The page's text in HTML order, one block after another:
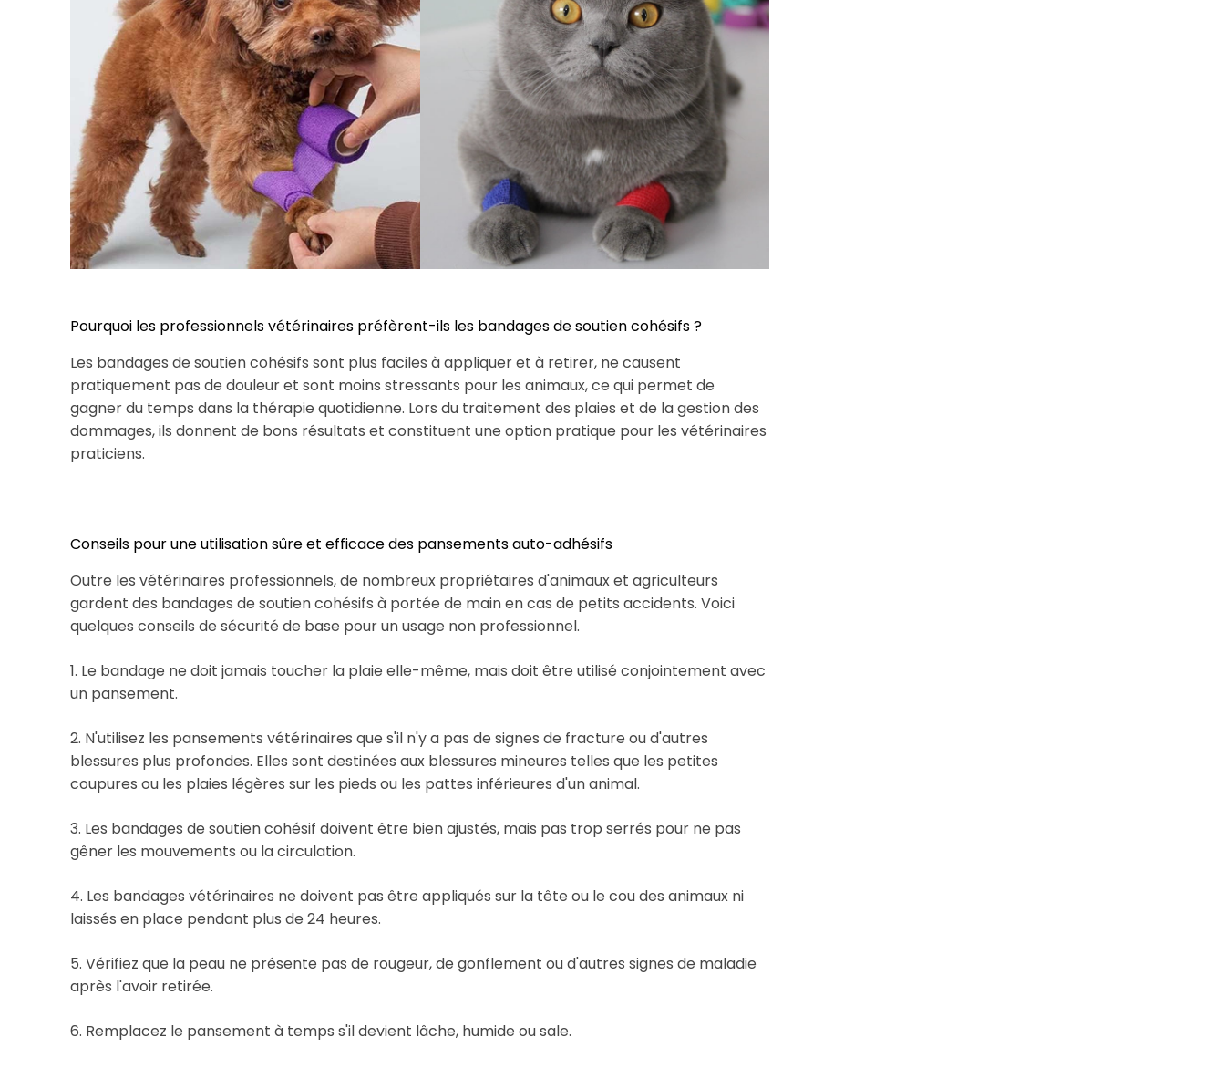
Pourquoi les professionnels vétérinaires préfèrent-ils les bandages de soutien cohésifs ?
Les bandages de soutien cohésifs sont plus faciles à appliquer et à retirer, ne causent
pratiquement pas de douleur et sont moins stressants pour les animaux, ce qui permet de
gagner du temps dans la thérapie quotidienne. Lors du traitement des plaies et de la gestion des
dommages, ils donnent de bons résultats et constituent une option pratique pour les vétérinaires
praticiens.
Conseils pour une utilisation sûre et efficace des pansements auto-adhésifs
Outre les vétérinaires professionnels, de nombreux propriétaires d'animaux et agriculteurs
gardent des bandages de soutien cohésifs à portée de main en cas de petits accidents. Voici
quelques conseils de sécurité de base pour un usage non professionnel.
1. Le bandage ne doit jamais toucher la plaie elle-même, mais doit être utilisé conjointement avec
un pansement.
2. N'utilisez les pansements vétérinaires que s'il n'y a pas de signes de fracture ou d'autres
blessures plus profondes. Elles sont destinées aux blessures mineures telles que les petites
coupures ou les plaies légères sur les pieds ou les pattes inférieures d'un animal.
3. Les bandages de soutien cohésif doivent être bien ajustés, mais pas trop serrés pour ne pas
gêner les mouvements ou la circulation.
4. Les bandages vétérinaires ne doivent pas être appliqués sur la tête ou le cou des animaux ni
laissés en place pendant plus de 24 heures.
5. Vérifiez que la peau ne présente pas de rougeur, de gonflement ou d'autres signes de maladie
après l'avoir retirée.
6. Remplacez le pansement à temps s'il devient lâche, humide ou sale.